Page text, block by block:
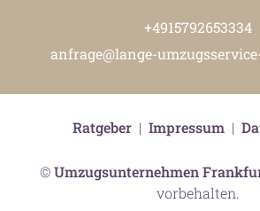
+4915792653334
anfrage@lange-
©Umzugsunternehmen
vorbehalten.
Ratgeber| Impressum|